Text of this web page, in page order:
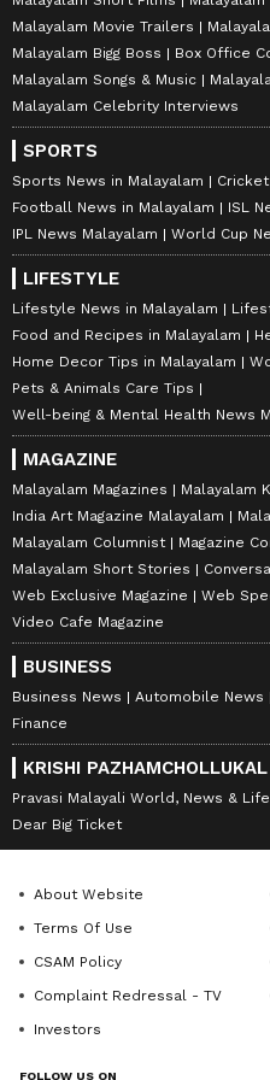
Malayalam Movie Trailers
Malayalam Bigg Boss
Box Office
Malayalam Songs & Music
Malayalam Celebrity Interviews
SPORTS
Sports News in Malayalam
Football News in Malayalam
ISL
IPL News Malayalam
World Cup
LIFESTYLE
Lifestyle News in Malayalam
Food and Recipes in Malayalam
Home Decor Tips in Malayalam
Pets & Animals Care Tips
Well-being & Mental Health News
MAGAZINE
Malayalam Magazines
Malayalam
India Art Magazine Malayalam
Malayalam Columnist
Magazine
Malayalam Short Stories
Web Exclusive Magazine
Web
Video Cafe Magazine
BUSINESS
Business News Automobile News
Finance
KRISHI PAZHAMCHOLLUKAL
Pravasi Malayali World, News &
Dear Big Ticket
About Website
Terms Of Use
CSAM Policy
Complaint Redressal - TV
Investors
FOLLOW US ON